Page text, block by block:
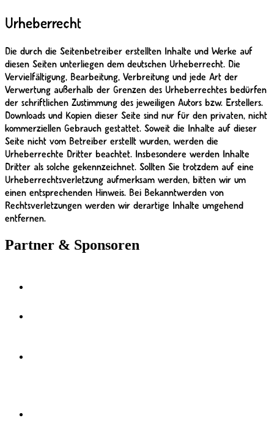
Urheberrecht
Die durch die Seitenbetreiber erstellten Inhalte und Werke auf
diesen Seiten unterliegen dem deutschen Urheberrecht. Die
Vervielfältigung, Bearbeitung, Verbreitung und jede Art der
Verwertung außerhalb der Grenzen des Urheberrechtes bedürfen
der schriftlichen Zustimmung des jeweiligen Autors bzw. Erstellers.
Downloads und Kopien dieser Seite sind nur für den privaten, nicht
kommerziellen Gebrauch gestattet. Soweit die Inhalte auf dieser
Seite nicht vom Betreiber erstellt wurden, werden die
Urheberrechte Dritter beachtet. Insbesondere werden Inhalte
Dritter als solche gekennzeichnet. Sollten Sie trotzdem auf eine
Urheberrechtsverletzung aufmerksam werden, bitten wir um
einen entsprechenden Hinweis. Bei Bekanntwerden von
Rechtsverletzungen werden wir derartige Inhalte umgehend
entfernen.
Partner & Sponsoren